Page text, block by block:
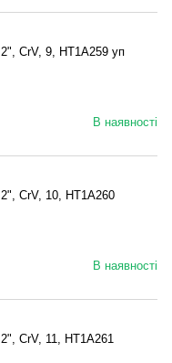
CrV, 9, HT1A259 уп
В наявності
CrV, 10, HT1A260
В наявності
CrV, 11, HT1A261